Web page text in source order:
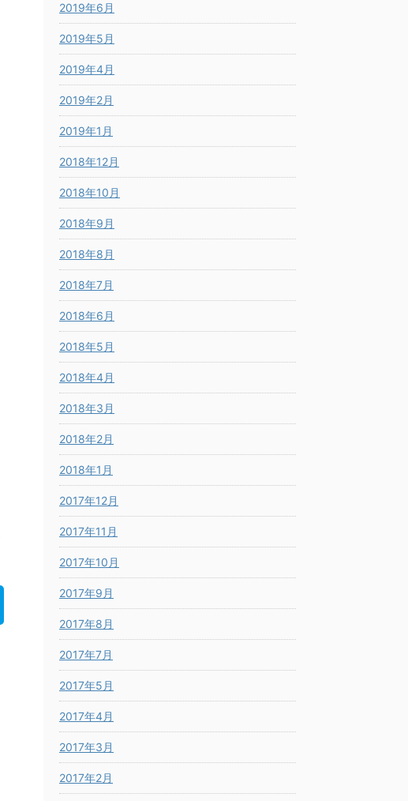
2019年6月
2019年5月
2019年4月
2019年2月
2019年1月
2018年12月
2018年10月
2018年9月
2018年8月
2018年7月
2018年6月
2018年5月
2018年4月
2018年3月
2018年2月
2018年1月
2017年12月
2017年11月
2017年10月
2017年9月
2017年8月
2017年7月
2017年5月
2017年4月
2017年3月
2017年2月